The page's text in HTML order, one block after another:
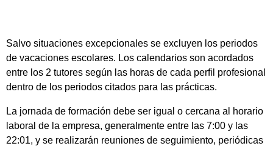
Salvo situaciones excepcionales se excluyen los periodos
de vacaciones escolares. Los calendarios son acordados
entre los 2 tutores según las horas de cada perfil profesional
dentro de los periodos citados para las prácticas.
La jornada de formación debe ser igual o cercana al horario
laboral de la empresa, generalmente entre las 7:00 y las
22:01, y se realizarán reuniones de seguimiento, periódicas